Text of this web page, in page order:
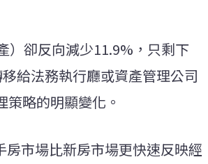
）卻反向減少11.9%，只剩下
給法務執行廳或資產管理公司
策略的明顯變化。
市場比新房市場更快速反映經